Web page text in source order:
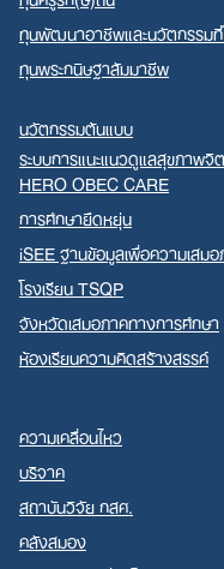
ทุนพัฒนาอาชีพและนวัตกรรมที่
ทุนพระกนิษฐาสัมมาชีพ
นวัตกรรมต้นแบบ
ระบบการแนะแนวดูแลสุขภาพจิ
HERO OBEC CARE
การศึกษายืดหยุ่น
iSEE ฐานข้อมูลเพื่อความเสม
โรงเรียน TSQP
จังหวัดเสมอภาคทางการศึกษา
ห้องเรียนความคิดสร้างสรรค์
ความเคลื่อนไหว
บริจาค
สถาบันวิจัย กสศ.
คลังสมอง